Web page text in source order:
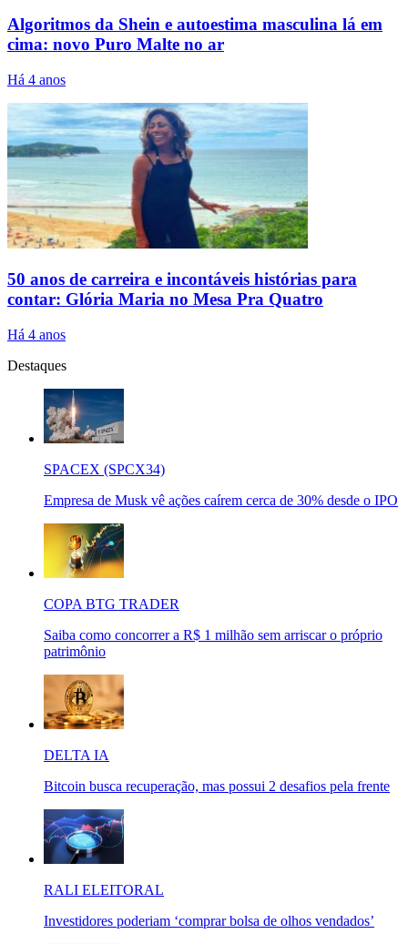
Algoritmos da Shein e autoestima masculina lá em
cima: novo Puro Malte no ar
Há 4 anos
50 anos de carreira e incontáveis histórias para
contar: Glória Maria no Mesa Pra Quatro
Há 4 anos
Destaques
SPACEX (SPCX34)
Empresa de Musk vê ações caírem cerca de 30% desde o IPO
COPA BTG TRADER
Saiba como concorrer a R$ 1 milhão sem arriscar o próprio
patrimônio
DELTA IA
Bitcoin busca recuperação, mas possui 2 desafios pela frente
RALI ELEITORAL
Investidores poderiam ‘comprar bolsa de olhos vendados’